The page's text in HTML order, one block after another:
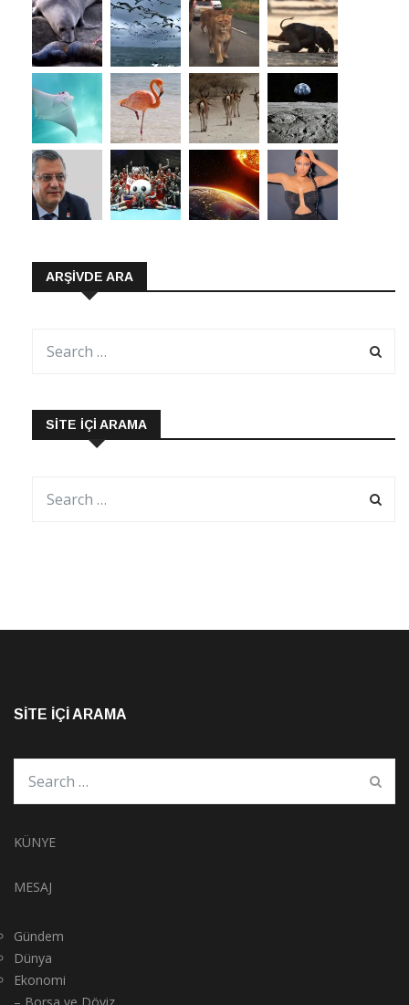
ARŞIVDE ARA
SITE İÇI ARAMA
SITE İÇI ARAMA
KÜNYE
MESAJ
Gündem
Dünya
Ekonomi
– Borsa ve Döviz